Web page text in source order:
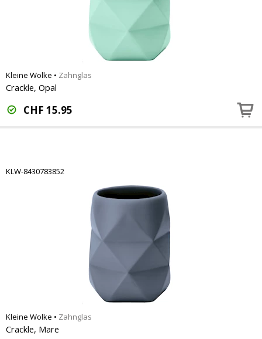
Kleine Wolke • Zahnglas
Crackle, Opal
CHF 15.95
KLW-8430783852
Kleine Wolke • Zahnglas
Crackle, Mare